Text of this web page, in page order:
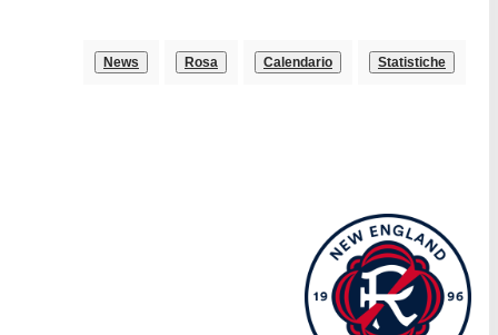
News Rosa Calendario Statistiche